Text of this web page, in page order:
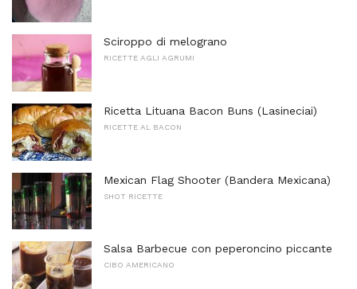
Sciroppo di melograno
RICETTE AGLI AGRUMI
Ricetta Lituana Bacon Buns (Lasineciai)
RICETTE AL BACON
Mexican Flag Shooter (Bandera Mexicana)
SHOT RICETTE
Salsa Barbecue con peperoncino piccante
CIBO AMERICANO